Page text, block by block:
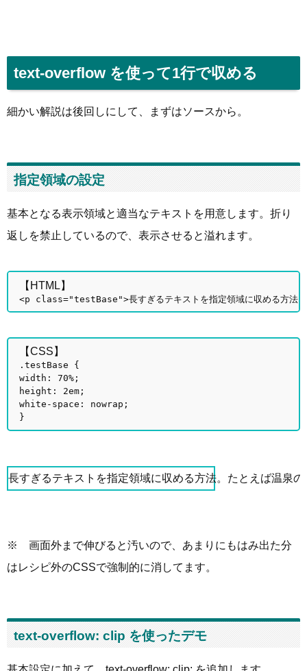
text-overflow を使って1行で収める
細かい解説は後回しにして、まずはソースから。
指定領域の設定
基本となる表示領域と適当なテキストを用意します。折り
返しを禁止しているので、表示させると溢れます。
【HTML】
<p class="testBase">長すぎるテキストを指定領域に収める方
【CSS】
.testBase {
width: 70%;
height: 2em;
white-space: nowrap;
}
長すぎるテキストを指定領域に収める方法。たとえば温泉
※ 画面外まで伸びると汚いので、あまりにもはみ出た分
はレシピ外のCSSで強制的に消してます。
text-overflow: clip を使ったデモ